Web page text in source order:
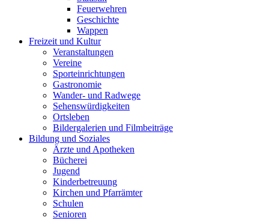
Feuerwehren
Geschichte
Wappen
Freizeit und Kultur
Veranstaltungen
Vereine
Sporteinrichtungen
Gastronomie
Wander- und Radwege
Sehenswürdigkeiten
Ortsleben
Bildergalerien und Filmbeiträge
Bildung und Soziales
Ärzte und Apotheken
Bücherei
Jugend
Kinderbetreuung
Kirchen und Pfarrämter
Schulen
Senioren